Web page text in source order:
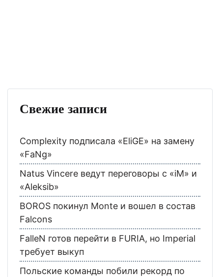
Свежие записи
Complexity подписала «EliGE» на замену
«FaNg»
Natus Vincere ведут переговоры с «iM» и
«Aleksib»
BOROS покинул Monte и вошел в состав
Falcons
FalleN готов перейти в FURIA, но Imperial
требует выкуп
Польские команды побили рекорд по